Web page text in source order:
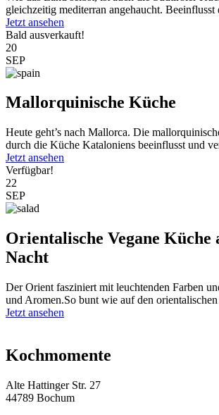
gleichzeitig mediterran angehaucht.
Jetzt ansehen
Bald ausverkauft!
20
SEP
Mallorquinische Küche
Heute geht’s nach Mallorca. Die
durch die Küche Kataloniens beeinflusst und
Jetzt ansehen
Verfügbar!
22
SEP
Orientalische Vegane Küche
Nacht
Der Orient fasziniert mit leuchtenden Farben
und Aromen.So bunt wie auf den
Jetzt ansehen
Kochmomente
Alte Hattinger Str. 27
44789 Bochum